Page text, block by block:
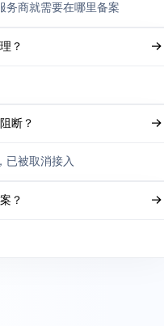
务商就需要在哪里备案
？
断？
已被取消接入
？